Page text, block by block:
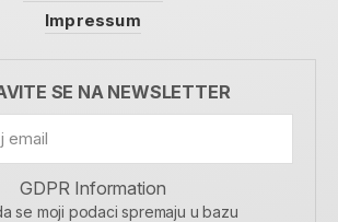
Impressum
SE NA NEWSLETTER
GDPR Information
se moji podaci spremaju u bazu